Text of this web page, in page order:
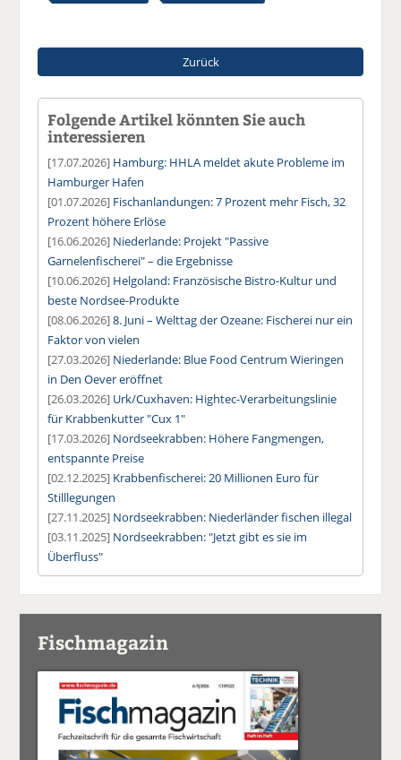
Zurück
Folgende Artikel könnten Sie auch
interessieren
[17.07.2026] Hamburg: HHLA meldet akute Probleme im
Hamburger Hafen
[01.07.2026] Fischanlandungen: 7 Prozent mehr Fisch, 32
Prozent höhere Erlöse
[16.06.2026] Niederlande: Projekt "Passive
Garnelenfischerei" – die Ergebnisse
[10.06.2026] Helgoland: Französische Bistro-Kultur und
beste Nordsee-Produkte
[08.06.2026]8. Juni – Welttag der Ozeane: Fischerei nur ein
Faktor von vielen
[27.03.2026] Niederlande: Blue Food Centrum Wieringen
in Den Oever eröffnet
[26.03.2026] Urk/Cuxhaven: Hightec-Verarbeitungslinie
für Krabbenkutter "Cux 1"
[17.03.2026] Nordseekrabben: Höhere Fangmengen,
entspannte Preise
[02.12.2025] Krabbenfischerei: 20 Millionen Euro für
Stilllegungen
[27.11.2025] Nordseekrabben: Niederländer fischen illegal
[03.11.2025] Nordseekrabben: "Jetzt gibt es sie im
Überfluss"
Fischmagazin